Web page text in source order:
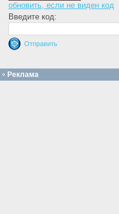
обновить, если не виден код
Введите код:
Реклама